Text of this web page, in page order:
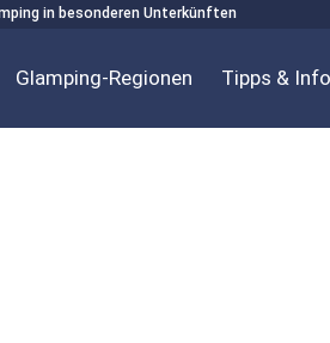
in besonderen Unterkünften
Glamping-Regionen Tipps &